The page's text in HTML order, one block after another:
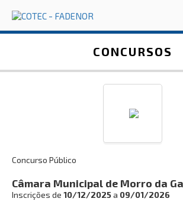
Esqueci a minha senha
INÍCIO
CONCURSOS
Concurso Público
Câmara Municipal de Morro da
Inscrições de 10/12/2025a 09/01/2026